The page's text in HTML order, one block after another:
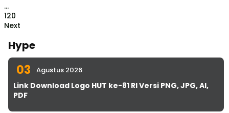
...
120
Next
Hype
03 Agustus 2026
Link Download Logo HUT ke-81 RI Versi PNG, JPG, AI,
PDF